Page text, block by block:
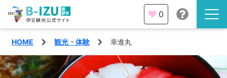
伊豆半島を知る
伊豆のみどころ
0
HOME 観光・体験 幸進丸